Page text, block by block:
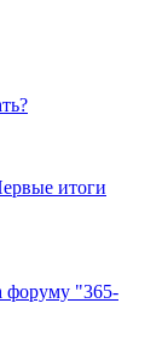
итоги
форуму "365-